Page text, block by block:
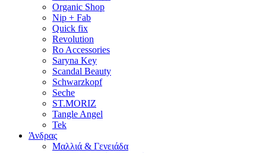
Organic Shop
Nip + Fab
Quick fix
Revolution
Ro Accessories
Saryna Key
Scandal Beauty
Schwarzkopf
Seche
ST.MORIZ
Tangle Angel
Tek
Άνδρας
Μαλλιά & Γενειάδα